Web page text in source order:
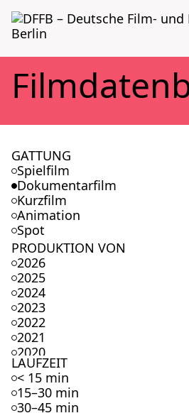
GATTUNG
Spielfilm
Dokumentarfilm
Kurzfilm
Animation
Spot
PRODUKTION VON
2026
2025
2024
2023
2022
2021
2020
2019
2018
2017
LAUFZEIT
< 15 min
15–30 min
30–45 min